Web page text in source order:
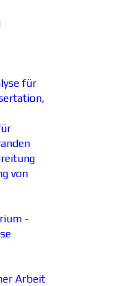
für
von
-
Arbeit